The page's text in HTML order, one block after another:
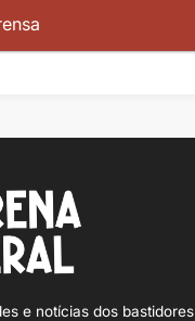
e notícias dos